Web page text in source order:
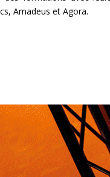
Amadeus et Agora.